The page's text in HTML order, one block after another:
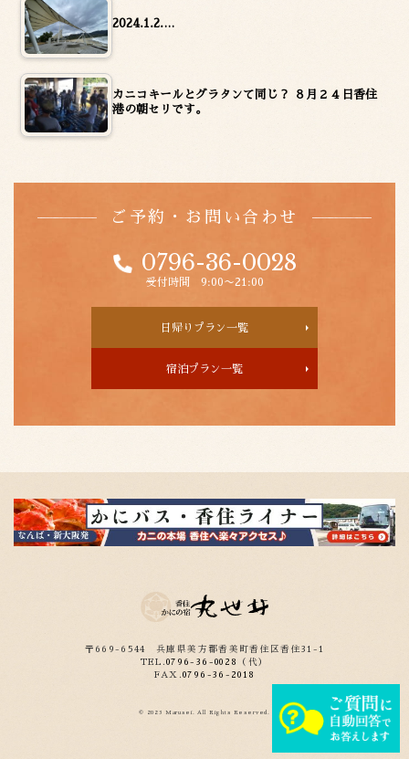
2024.1.2.…
カニコキールとグラタンて同じ？ ８月２４日香住
港の朝セリです。
ご予約・お問い合わせ
0796-36-0028
受付時間 9:00〜21:00
日帰りプラン一覧
宿泊プラン一覧
〒669-6544兵庫県美方郡香美町香住区香住31-1
TEL.0796-36-0028
（代）
FAX.0796-36-2018
© 2023 Marusei. All Rights Reserved.